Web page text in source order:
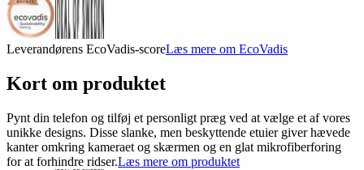
Leverandørens EcoVadis-scoreLæs mere om EcoVadis
Kort om produktet
Pynt din telefon og tilføj et personligt præg ved at vælge et af vores
unikke designs. Disse slanke, men beskyttende etuier giver hævede
kanter omkring kameraet og skærmen og en glat mikrofiberforing
for at forhindre ridser.Læs mere om produktet